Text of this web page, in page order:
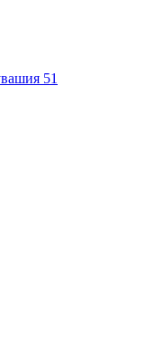
51